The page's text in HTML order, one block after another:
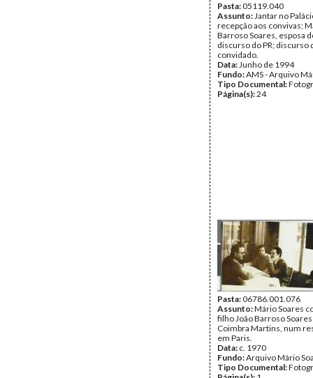
Pasta:05119.040
Assunto:Jantar no
recepção aos convivas;
Barroso Soares, esposa
discurso do PR; discurso
convidado.
Data:Junho de 1994
Fundo:AMS - Arquivo
Tipo Documental:
Página(s):24
Pasta:06786.001.076
Assunto:Mário Soares
filho João Barroso
Coimbra Martins, num
em Paris.
Data: c. 1970
Fundo:Arquivo Mário
Tipo Documental: